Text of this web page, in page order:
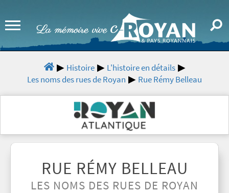
Histoire
L'histoire en détails
Les noms des rues de Royan
Rue Rémy Belleau
RUE RÉMY BELLEAU
LES NOMS DES RUES DE ROYAN